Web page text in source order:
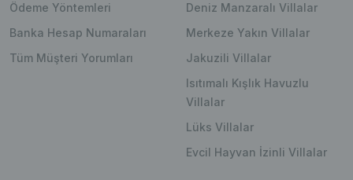
Ödeme Yöntemleri
Banka Hesap Numaraları
Tüm Müşteri Yorumları
Deniz Manzaralı Villalar
Merkeze Yakın Villalar
Jakuzili Villalar
Isıtımalı Kışlık Havuzlu
Villalar
Lüks Villalar
Evcil Hayvan İzinli Villalar